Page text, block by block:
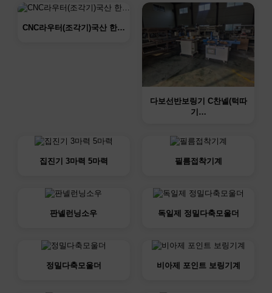
CNC라우터(조각기)국산 한…
다보선반보링기 C찬넬(턱따
기…
집진기 3마력 5마력 필름접착기계
판넬런닝소우 독일제 정밀다축모울더
정밀다축모울더 비아제 포인트 보링기계